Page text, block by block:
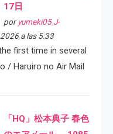
17日
por yumeki05 J-
a las 5:33
first time in several
/ Haruiro no Air Mail
「HQ」松本典子 春色